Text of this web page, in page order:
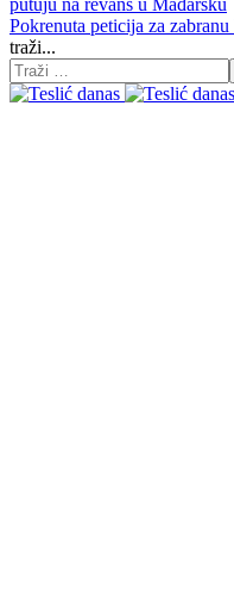
putuju na revanš u Mađarsku
Pokrenuta peticija za
traži...